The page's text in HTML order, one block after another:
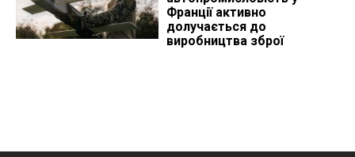
Франції активно
долучається до
виробництва зброї